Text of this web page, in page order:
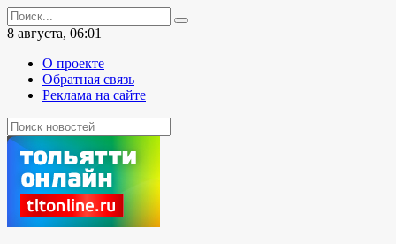
Перейти
к
содержанию
Search
for:
8 августа, 06:01
О проекте
Обратная связь
Реклама на сайте